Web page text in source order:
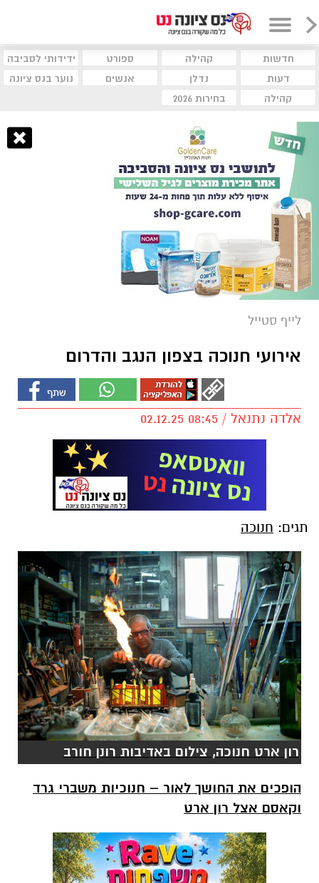
חדשות קהילה ספורט
ידידותי לסביבה
דעות
נדלן אנשים
נוער בנס ציונה
קהילה
בחירות 2026
לייף סטייל
אירועי חנוכה בצפון הנגב והדרום
אלדה נתנאל / 08:45 02.12.25
תגים: חנוכה
רון ארט חנוכה, צילום באדיבות רונן חורב
הופכים את החושך לאור – חנוכיות משברי גרד
וקאסם אצל רון ארט